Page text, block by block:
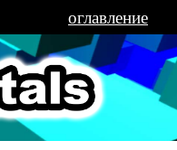
оглавление